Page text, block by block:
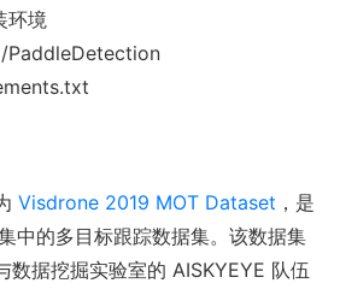
环境
PaddleDetection
Visdrone 2019 MOT Dataset ，是
中的多目标跟踪数据集。该数据集
数据挖掘实验室的 AISKYEYE 队伍